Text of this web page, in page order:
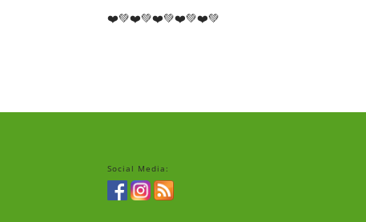
❤️💚❤️💚❤️💚❤️💚❤️💚
Social Media: